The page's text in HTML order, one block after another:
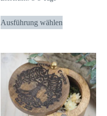
Ausführung wählen
Dieses
Produkt
mehrere
Varianten
auf.
Die
Optionen